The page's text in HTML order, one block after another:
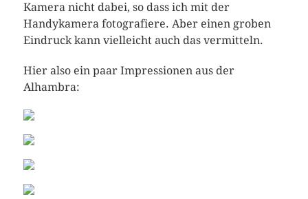
Kamera nicht dabei, so dass ich mit der
Handykamera fotografiere. Aber einen groben
Eindruck kann vielleicht auch das vermitteln.
Hier also ein paar Impressionen aus der
Alhambra: